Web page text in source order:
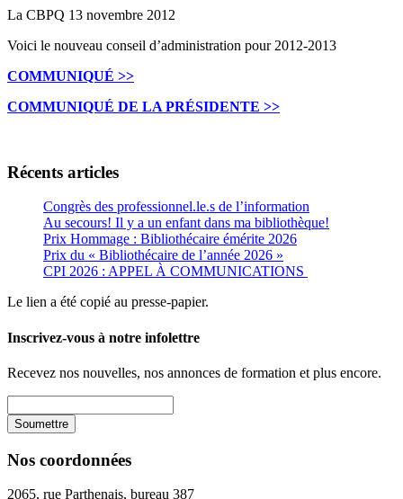
La CBPQ 13 novembre 2012
Voici le nouveau conseil d’administration pour 2012-2013
COMMUNIQUÉ >>
COMMUNIQUÉ DE LA PRÉSIDENTE >>
Récents articles
Congrès des professionnel.le.s de l’information
Au secours! Il y a un enfant dans ma bibliothèque!
Prix Hommage : Bibliothécaire émérite 2026
Prix du « Bibliothécaire de l’année 2026 »
CPI 2026 : APPEL À COMMUNICATIONS
Le lien a été copié au presse-papier.
Inscrivez-vous à notre infolettre
Recevez nos nouvelles, nos annonces de formation et plus encore.
Nos coordonnées
2065, rue Parthenais, bureau 387